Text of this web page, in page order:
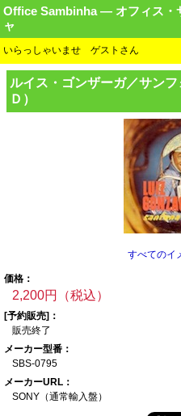
Office Sambinha ― オフィス・
ャ
いらっしゃいませ ゲストさん
ルイス・ゴンザーガ／サン
Ｄ）
すべてのイ
価格：
2,200円（税込）
[予約販売]：
販売終了
メーカー型番：
SBS-0795
メーカーURL：
SONY（通常輸入盤）